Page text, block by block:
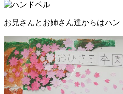
お兄さんとお姉さん達からはハ